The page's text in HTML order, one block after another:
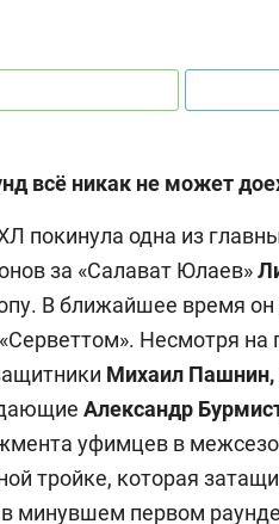
всё никак не может
покинула одна из
за «Салават Юлаев»
В ближайшее время он
Несмотря на
Михаил Пашнин,
Александр
уфимцев в
тройке, которая
минувшем первом